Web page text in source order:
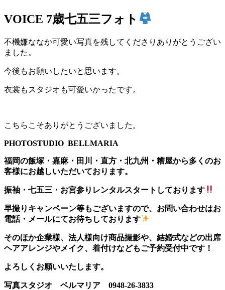
VOICE 7歳七五三フォト
不機嫌ななか可愛い写真を残してくださりありがとうござい
ました。
今後もお願いしたいと思います。
衣裳もスタジオも可愛いかったです。
こちらこそありがとうございました。
PHOTOSTUDIO BELLMARIA
福岡の飯塚・嘉麻・田川・直方・北九州・糟屋から多くのお
客様にお越しいただいております。
振袖・七五三・お宮参りレンタルスタートしております
早撮りキャンペーン等もございますので、お問い合わせはお
電話・メールにてお待ちしております
そのほか企業様、法人様向け商品撮影や、結婚式などの出席
ヘアアレンジやメイク、着付けなどもご予約受付中です！
よろしくお願いいたします。
写真スタジオ ベルマリア 0948-26-3833